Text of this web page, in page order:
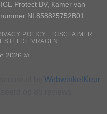
Protect BV, Kamer van
NL858825752B01.
POLICY
DISCLAIMER
VRAGEN
2026 ©
WebwinkelKeur